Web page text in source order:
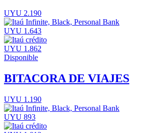
UYU 2.190
UYU 1.643
UYU 1.862
Disponible
BITACORA DE VIAJES
UYU 1.190
UYU 893